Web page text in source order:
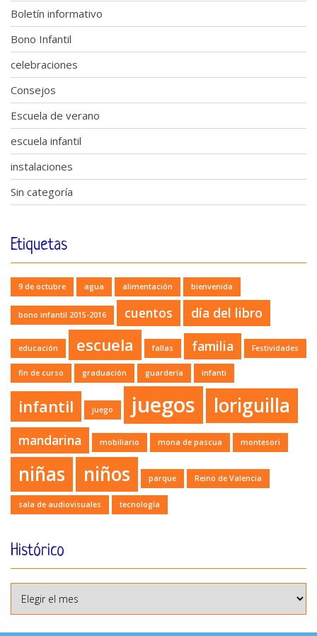
Boletín informativo
Bono Infantil
celebraciones
Consejos
Escuela de verano
escuela infantil
instalaciones
Sin categoría
Etiquetas
9 de octubre agua alimentación bienvenida
bono infantil 2015-2016 cuentos día del libro
educación escuela fallas familia Festividades
fin de curso graduación guardería infanti
infantil juego juegos loriguilla
mandarina mobiliario mona de pascua montesori
niñas niños parque Reino de Valencia
sala de audiovisuales tecnología
Histórico